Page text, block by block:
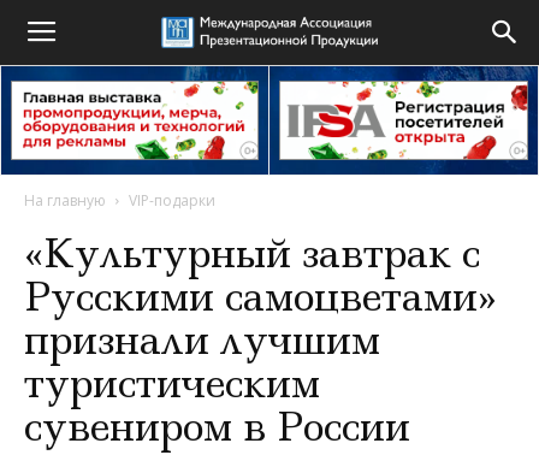
На главную VIP-подарки
«Культурный завтрак с
Русскими самоцветами»
признали лучшим
туристическим
сувениром в России